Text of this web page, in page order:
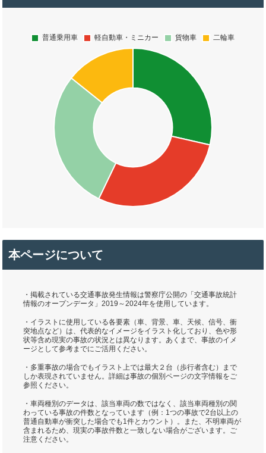
本ページについて
・掲載されている交通事故発生情報は警察庁公開の「交通事故統計
情報のオープンデータ」2019～2024年を使用しています。
・イラストに使用している各要素（車、背景、車、天候、信号、衝
突地点など）は、代表的なイメージをイラスト化しており、色や形
状等含め現実の事故の状況とは異なります。あくまで、事故のイメ
ージとして参考までにご活用ください。
・多重事故の場合でもイラスト上では最大２台（歩行者含む）まで
しか表現されていません。詳細は事故の個別ページの文字情報をご
参照ください。
・車両種別のデータは、該当車両の数ではなく、該当車両種別の関
わっている事故の件数となっています（例：1つの事故で2台以上の
普通自動車が衝突した場合でも1件とカウント）。また、不明車両が
含まれるため、現実の事故件数と一致しない場合がございます。ご
注意ください。